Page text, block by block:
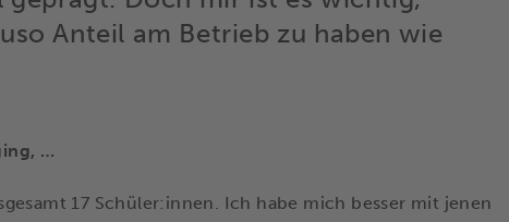
Anteil am Betrieb zu haben wie
…
17 Schüler:innen. Ich habe mich besser mit jenen